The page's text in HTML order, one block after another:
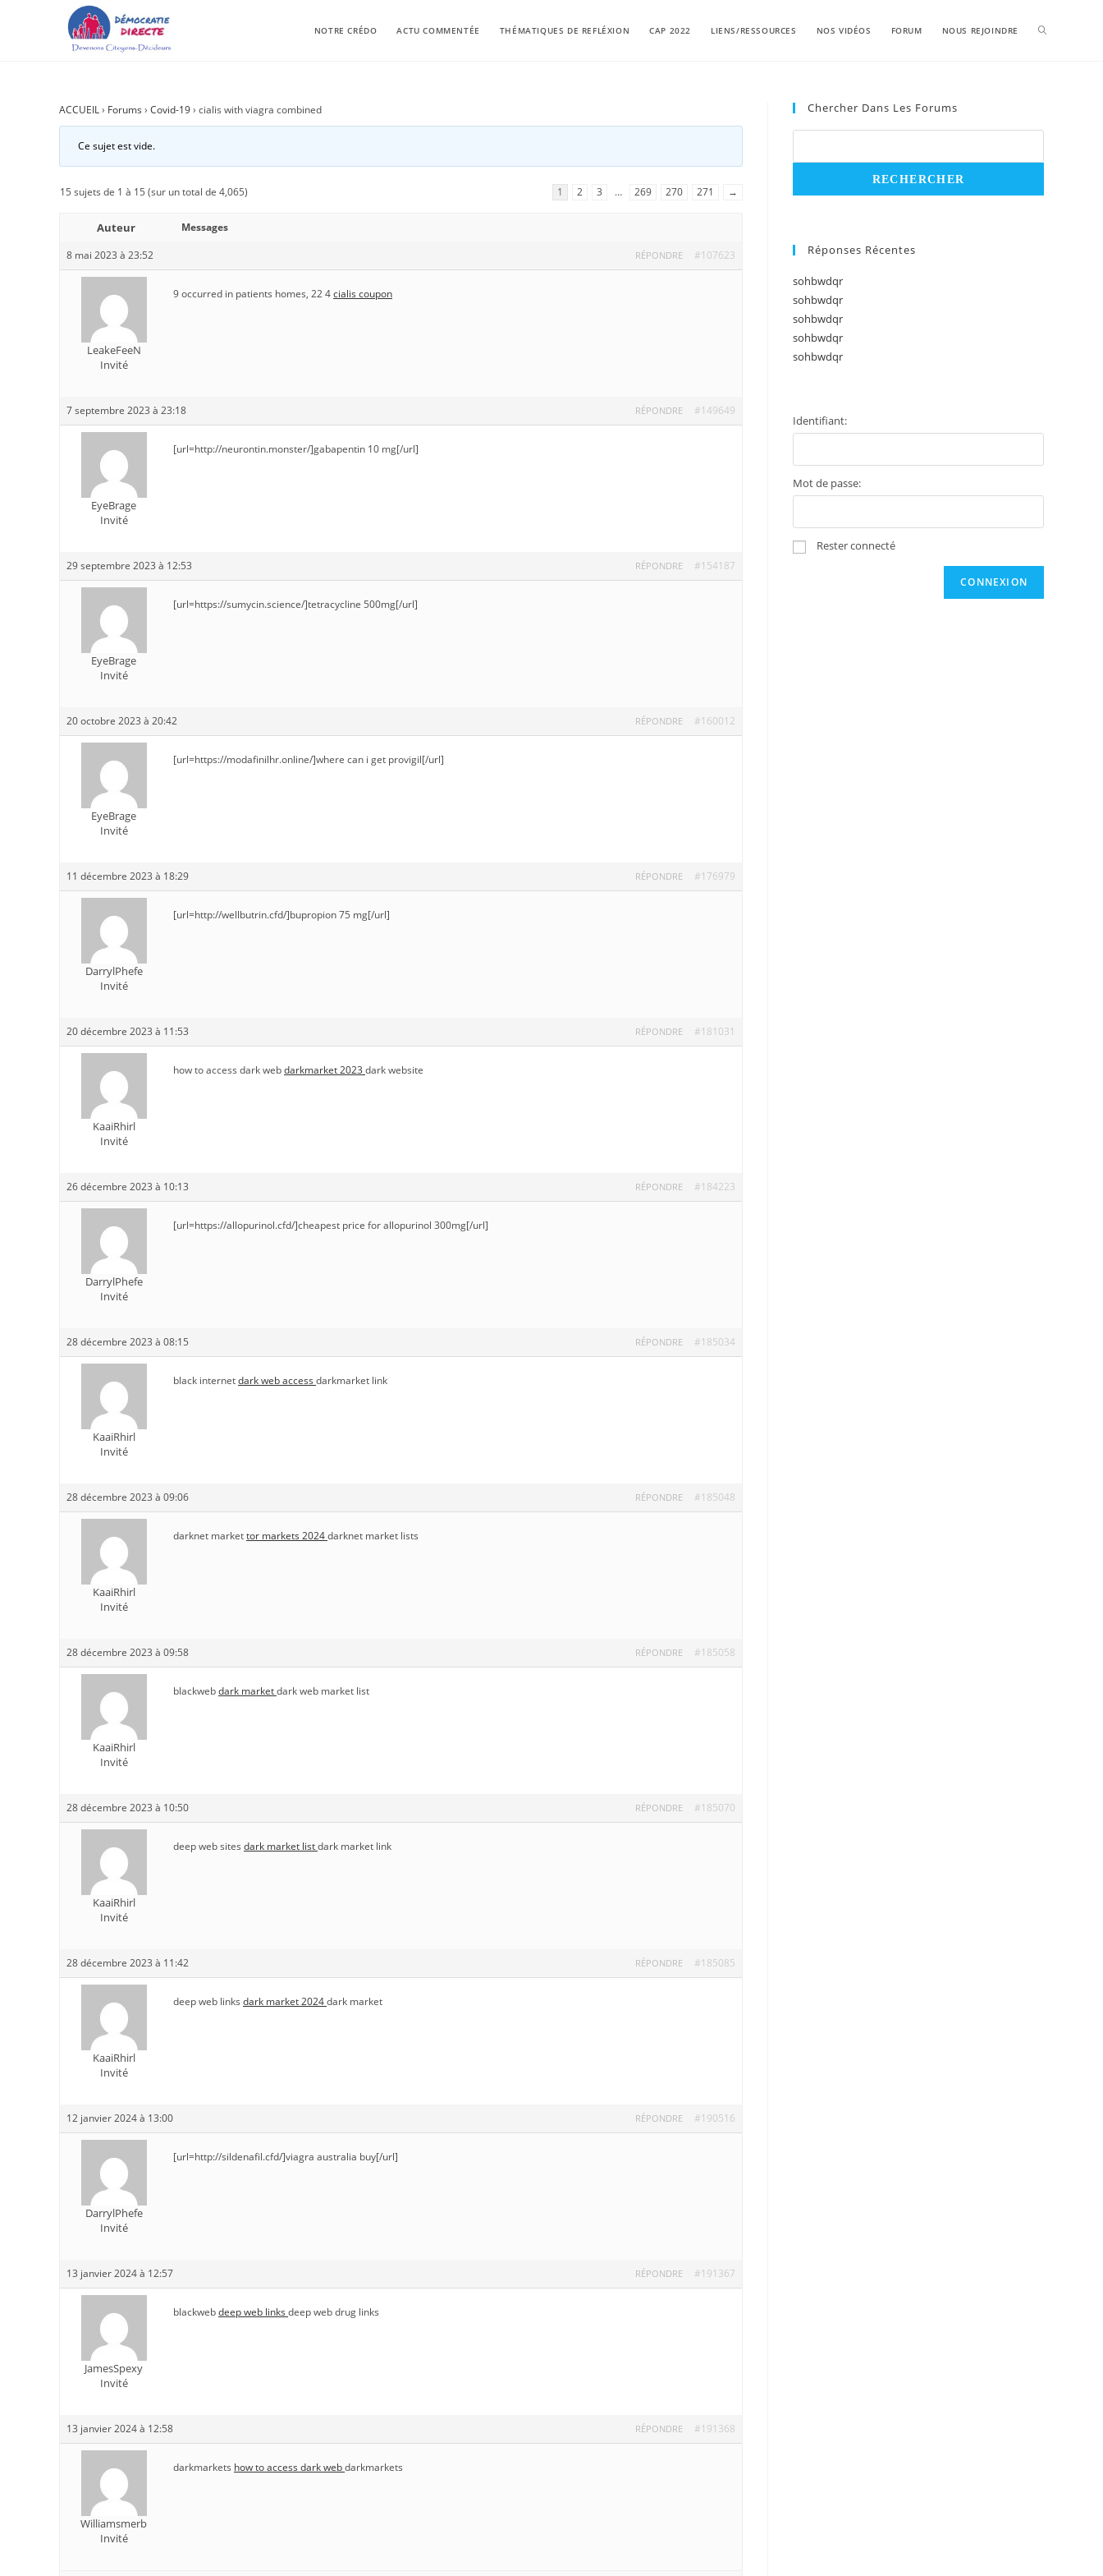
NOTRE CRÉDO ACTU COMMENTÉE THÉMATIQUES DE REFLÉXION CAP 2022 LIENS/RESSOURCES NOS VIDÉOS FORUM NOUS REJOINDRE
ACCUEIL› Forums › Covid-19› cialis with viagra combined
Ce sujet est vide.
15 sujets de 1 à 15 (sur un total de 4,065) 1 2 3 … 269 270 271 →
Auteur
Messages
8 mai 2023 à 23:52
#107623
RÉPONDRE
LeakeFeeN
Invité
9 occurred in patients homes, 22 4cialis coupon
7 septembre 2023 à 23:18 #149649
RÉPONDRE
EyeBrage
Invité
[url=http://neurontin.monster/]gabapentin 10 mg[/url]
29 septembre 2023 à 12:53 #154187
RÉPONDRE
EyeBrage
Invité
[url=https://sumycin.science/]tetracycline 500mg[/url]
20 octobre 2023 à 20:42 #160012
RÉPONDRE
EyeBrage
Invité
[url=https://modafinilhr.online/]where can i get provigil[/url]
11 décembre 2023 à 18:29 #176979
RÉPONDRE
DarrylPhefe
Invité
[url=http://wellbutrin.cfd/]bupropion 75 mg[/url]
20 décembre 2023 à 11:53 #181031
RÉPONDRE
KaaiRhirl
Invité
how to access dark webdarkmarket 2023 dark website
26 décembre 2023 à 10:13 #184223
RÉPONDRE
DarrylPhefe
Invité
[url=https://allopurinol.cfd/]cheapest price for allopurinol 300mg[/url]
28 décembre 2023 à 08:15 #185034
RÉPONDRE
KaaiRhirl
Invité
black internetdark web access darkmarket link
28 décembre 2023 à 09:06 #185048
RÉPONDRE
KaaiRhirl
Invité
darknet markettor markets 2024darknet market lists
28 décembre 2023 à 09:58 #185058
RÉPONDRE
KaaiRhirl
Invité
blackwebdark marketdark web market list
28 décembre 2023 à 10:50 #185070
RÉPONDRE
KaaiRhirl
Invité
deep web sites dark market listdark market link
28 décembre 2023 à 11:42 #185085
RÉPONDRE
KaaiRhirl
Invité
deep web links dark market 2024dark market
12 janvier 2024 à 13:00 #190516
RÉPONDRE
DarrylPhefe
Invité
[url=http://sildenafil.cfd/]viagra australia buy[/url]
13 janvier 2024 à 12:57 #191367
RÉPONDRE
JamesSpexy
Invité
blackwebdeep web links deep web drug links
13 janvier 2024 à 12:58 #191368
RÉPONDRE
Williamsmerb
Invité
darkmarkets how to access dark webdarkmarkets
Chercher Dans Les Forums
Réponses Récentes
sohbwdqr
sohbwdqr
sohbwdqr
sohbwdqr
sohbwdqr
Identifiant:
Mot de passe:
Rester connecté
CONNEXION